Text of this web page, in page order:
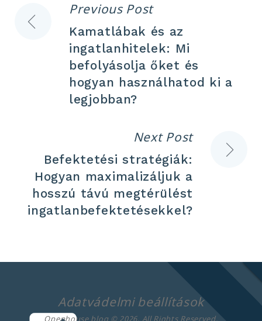
Bejegyzés
navigáció
Previous Post
Kamatlábak és az
ingatlanhitelek: Mi
befolyásolja őket és
hogyan használhatod ki a
legjobban?
Next Post
Befektetési stratégiák:
Hogyan maximalizáljuk a
hosszú távú megtérülést
ingatlanbefektetésekkel?
Adatvádelmi beállítások